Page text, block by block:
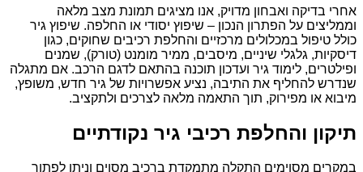
אחרי בדיקה ואבחון מדויק, אנו מציגים תמונת מצב מלאה
וממליצים על הפתרון הנכון – שיפוץ יסודי או החלפה. שיפוץ גיר
כולל טיפול במכלולים מרכזיים והחלפת רכיבים שחוקים, כגון
דיסקיות, גלגלי שיניים, מיסבים, ממיר מומנט (טורק), שמנים
ופילטרים, לימוד גיר ועדכון תוכנה בהתאם לדגם הרכב. אם מתגלה
שנדרש להחליף את התיבה, נציע אפשרויות של גיר חדש, משופץ,
מיבוא או מפירוק, תוך התאמה מלאה לצרכים ולתקציב.
תיקון והחלפת רכיבי גיר נקודתיים
במקרים מסוימים התקלה מתמקדת ברכיב מסוים וניתן לפתור